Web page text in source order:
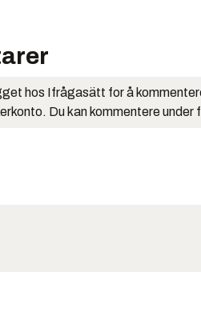
hos Ifrågasätt for å
Du kan kommentere under